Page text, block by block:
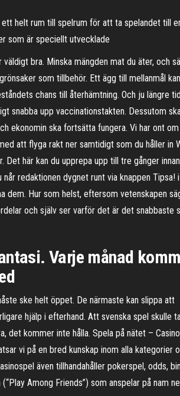
helt rum till spelrum för att ta spelandet till
som är speciellt utvecklade
bra. Minska mängden mat du äter, och
som tillbehör. Ett ägg till mellanmål
chans till återhämtning. Och ju längre
snabba upp vaccinationstakten. Dessutom
ekonomin ska fortsätta fungera. Vi har ont
att flyga rakt ner samtidigt som du håller in
här kan du upprepa upp till tre gånger
redaktionen dygnet runt via knappen Tipsa! i
dem. Hur som helst, eftersom vetenskapen
och själv ser varför det är det snabbaste
Varje månad
ske helt öppet. De närmaste kan slippa att
hjälp i efterhand. Att svenska spel skulle
det kommer inte hålla. Spela på nätet –
vi på en bred kunskap inom alla kategorier
även tillhandahåller pokerspel, odds,
Among Friends”) som anspelar på nam